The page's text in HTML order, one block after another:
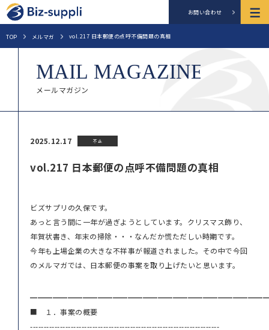
お問い合わせ
TOP メルマガ vol.217 日本郵便の点呼不備問題の真相
メールマガジン
2025.12.17 不正
vol.217 日本郵便の点呼不備問題の真相
ビズサプリの久保です。
あっと言う間に一年が過ぎようとしています。クリスマス飾り、
年賀状書き、年末の掃除・・・なんだか慌ただしい時期です。
今年も上場企業の大きな不祥事が報道されました。その中で今回
のメルマガでは、日本郵便の事案を取り上げたいと思います。
■ １．事案の概要
----------------------------------------------------------------------